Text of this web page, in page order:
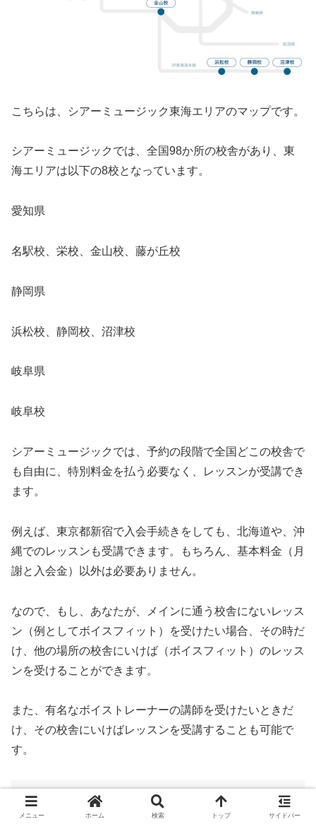
こちらは、シアーミュージック東海エリアのマップです。
シアーミュージックでは、全国98か所の校舎があり、東
海エリアは以下の8校となっています。
愛知県
名駅校、栄校、金山校、藤が丘校
静岡県
浜松校、静岡校、沼津校
岐阜県
岐阜校
シアーミュージックでは、予約の段階で全国どこの校舎で
も自由に、特別料金を払う必要なく、レッスンが受講でき
ます。
例えば、東京都新宿で入会手続きをしても、北海道や、沖
縄でのレッスンも受講できます。もちろん、基本料金（月
謝と入会金）以外は必要ありません。
なので、もし、あなたが、メインに通う校舎にないレッス
ン（例としてボイスフィット）を受けたい場合、その時だ
け、他の場所の校舎にいけば（ボイスフィット）のレッス
ンを受けることができます。
また、有名なボイストレーナーの講師を受けたいときだ
け、その校舎にいけばレッスンを受講することも可能で
す。
シアーミュージック栄校の退会解約方法
メニュー ホーム 検索 トップ サイドバー